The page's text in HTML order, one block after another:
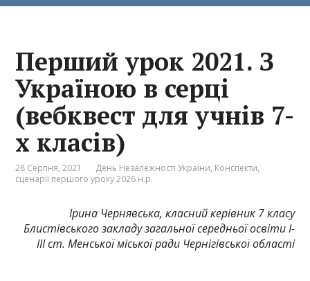
Перший урок 2021. З
Україною в серці
(вебквест для учнів 7-
х класів)
28 Серпня, 2021 День Незалежності України, Конспекти,
сценарії першого уроку 2026 н.р.
Ірина Чернявська, класний керівник 7 класу
Блистівського закладу загальної середньої освіти І-
ІІІ ст. Менської міської ради Чернігівської області